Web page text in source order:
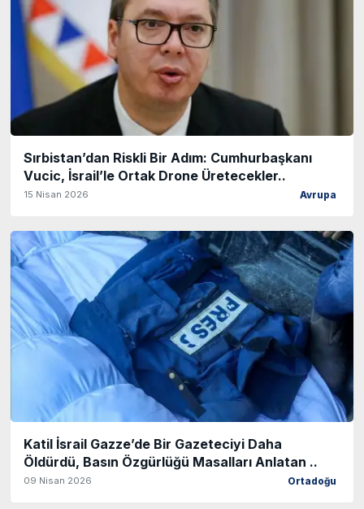
Sırbistan’dan Riskli Bir Adım: Cumhurbaşkanı
Vucic, İsrail’le Ortak Drone Üretecekler..
15 Nisan 2026 Avrupa
Katil İsrail Gazze’de Bir Gazeteciyi Daha
Öldürdü, Basın Özgürlüğü Masalları Anlatan ..
09 Nisan 2026 Ortadoğu